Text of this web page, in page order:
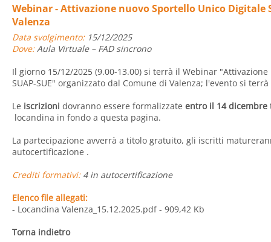
Webinar - Attivazione nuovo Sportello Unico Digitale
Valenza
Data svolgimento:15/12/2025
Dove:Aula Virtuale – FAD sincrono
Il giorno 15/12/2025 (9.00-13.00) si terrà il Webinar
SUAP-SUE" organizzato dal Comune di Valenza; l'evento si
Le iscrizioni dovranno essere formalizzate entro il 14 dicembre
locandina in fondo a questa pagina.
La partecipazione avverrà a titolo gratuito, gli iscritti
autocertificazione .
Crediti formativi:4 in autocertificazione
Elenco file allegati:
- Locandina Valenza_15.12.2025.pdf- 909,42 Kb
Torna indietro